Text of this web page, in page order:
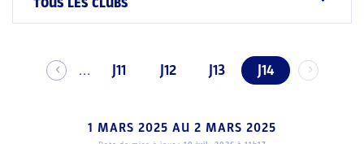
TOUS LES CLUBS
... J11 J12 J13 J14
1 MARS 2025 AU 2 MARS 2025